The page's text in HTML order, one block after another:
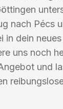
nach Pécs
in dein
uns noch
und